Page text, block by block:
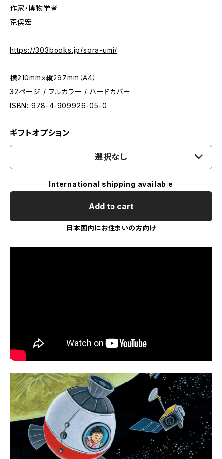
作家・博物学者
荒俣宏
https://303books.jp/sora-umi/
横210mm×縦297mm（A4）
32ページ / フルカラー / ハードカバー
ISBN: 978-4-909926-05-0
ギフトオプション
選択なし
International shipping available
Add to cart
日本国内にお住まいの方向け